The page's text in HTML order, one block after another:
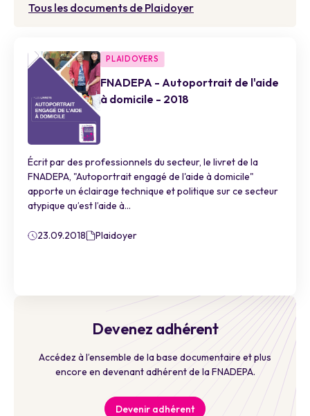
Tous les documents de Plaidoyer
PLAIDOYERS
FNADEPA - Autoportrait de l'aide
à domicile - 2018
Écrit par des professionnels du secteur, le livret de la
FNADEPA, "Autoportrait engagé de l'aide à domicile"
apporte un éclairage technique et politique sur ce secteur
atypique qu’est l’aide à...
23.09.2018 Plaidoyer
Devenez adhérent
Accédez à l’ensemble de la base documentaire et plus
encore en devenant adhérent de la FNADEPA.
Devenir adhérent